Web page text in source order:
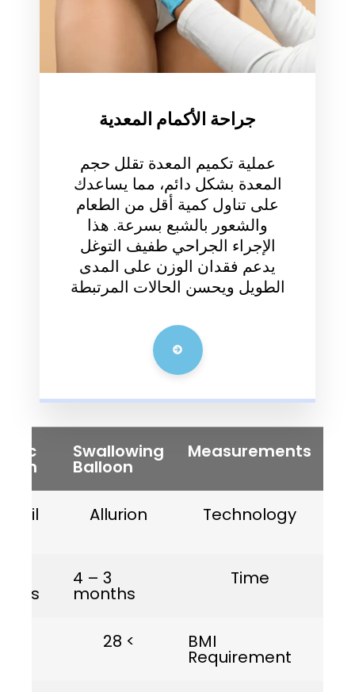
جراحة الأكمام المعدية
عملية تكميم المعدة تقلل حجم
المعدة بشكل دائم، مما يساعدك
على تناول كمية أقل من الطعام
والشعور بالشبع بسرعة. هذا
الإجراء الجراحي طفيف التوغل
يدعم فقدان الوزن على المدى
ويحسن الحالات المرتبطة
Swallowing
Balloon
Gastric
Balloon
Allurion
Medsil
months
> 28